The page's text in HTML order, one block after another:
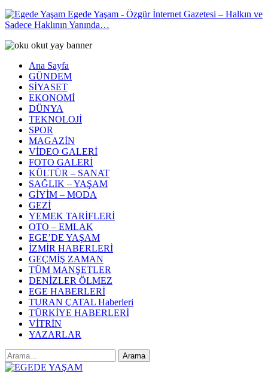
Egede Yaşam - Özgür İnternet Gazetesi – Halkın ve
Sadece Haklının Yanında…
Ana Sayfa
GÜNDEM
SİYASET
EKONOMİ
DÜNYA
TEKNOLOJİ
SPOR
MAGAZİN
VİDEO GALERİ
FOTO GALERİ
KÜLTÜR – SANAT
SAĞLIK – YAŞAM
GİYİM – MODA
GEZİ
YEMEK TARİFLERİ
OTO – EMLAK
EGE’DE YAŞAM
İZMİR HABERLERİ
GEÇMİŞ ZAMAN
TÜM MANŞETLER
DENİZLER ÖLMEZ
EGE HABERLERİ
TURAN ÇATAL Haberleri
TÜRKİYE HABERLERİ
VİTRİN
YAZARLAR